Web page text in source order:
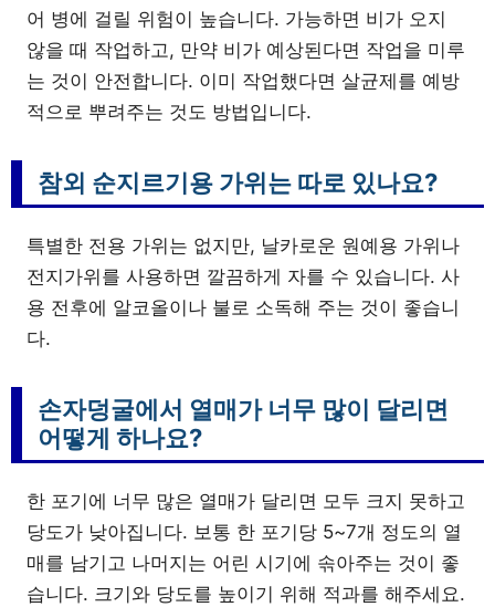
어 병에 걸릴 위험이 높습니다. 가능하면 비가 오지
않을 때 작업하고, 만약 비가 예상된다면 작업을 미루
는 것이 안전합니다. 이미 작업했다면 살균제를 예방
적으로 뿌려주는 것도 방법입니다.
참외 순지르기용 가위는 따로 있나요?
특별한 전용 가위는 없지만, 날카로운 원예용 가위나
전지가위를 사용하면 깔끔하게 자를 수 있습니다. 사
용 전후에 알코올이나 불로 소독해 주는 것이 좋습니
다.
손자덩굴에서 열매가 너무 많이 달리면
어떻게 하나요?
한 포기에 너무 많은 열매가 달리면 모두 크지 못하고
당도가 낮아집니다. 보통 한 포기당 5~7개 정도의 열
매를 남기고 나머지는 어린 시기에 솎아주는 것이 좋
습니다. 크기와 당도를 높이기 위해 적과를 해주세요.